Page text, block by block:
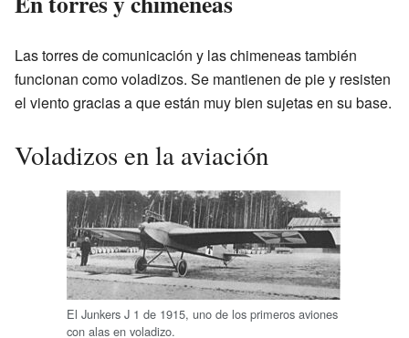
Las torres de comunicación y las chimeneas también
funcionan como voladizos. Se mantienen de pie y resisten
el viento gracias a que están muy bien sujetas en su base.
Voladizos en la aviación
El Junkers J 1 de 1915, uno de los primeros aviones
con alas en voladizo.